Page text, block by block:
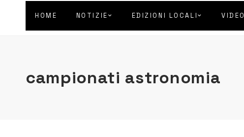
HOME NOTIZIE EDIZIONI LOCALI VIDEO
campionati astronomia